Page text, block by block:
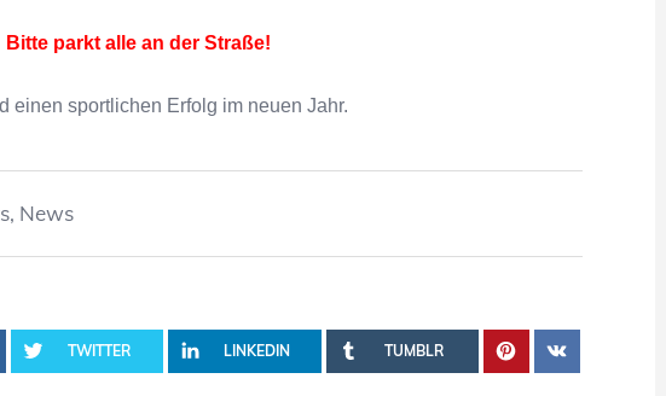
Bitte parkt alle an der Straße!
einen sportlichen Erfolg im neuen Jahr.
, News
TWITTER LINKEDIN TUMBLR